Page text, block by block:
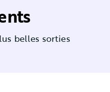
belles sorties